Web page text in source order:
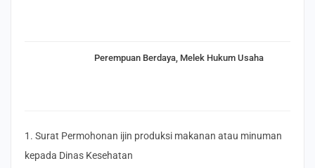
Perempuan Berdaya, Melek Hukum Usaha
1. Surat Permohonan ijin produksi makanan atau minuman
kepada Dinas Kesehatan